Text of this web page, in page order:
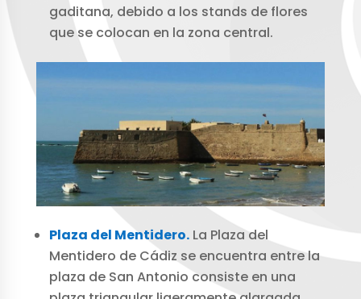
gaditana, debido a los stands de flores
que se colocan en la zona central.
Plaza del Mentidero.La Plaza del
Mentidero de Cádiz se encuentra entre la
plaza de San Antonio consiste en una